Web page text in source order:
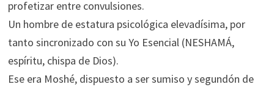
profetizar entre convulsiones.
Un hombre de estatura psicológica elevadísima, por
tanto sincronizado con su Yo Esencial (NESHAMÁ,
espíritu, chispa de Dios).
Ese era Moshé, dispuesto a ser sumiso y segundón de